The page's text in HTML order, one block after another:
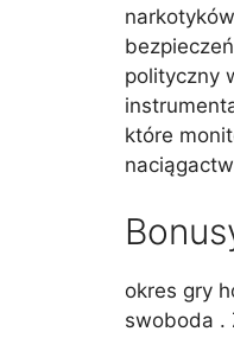
polityczny
które
okres gry
swoboda .